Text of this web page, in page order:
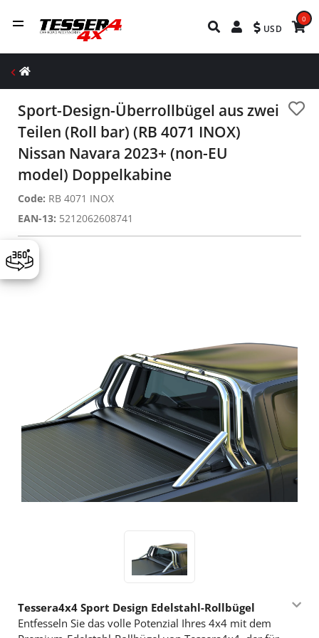
USD
0
Sport-Design-Überrollbügel aus zwei
Teilen (Roll bar) (RB 4071 INOX)
Nissan Navara 2023+ (non-EU
model) Doppelkabine
Code: RB 4071 INOX
EAN-13: 5212062608741
Tessera4x4 Sport Design Edelstahl-Rollbügel
Entfesseln Sie das volle Potenzial Ihres 4x4 mit dem